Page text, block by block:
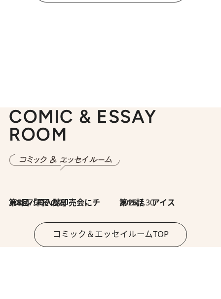
COMIC & ESSAY
ROOM
2026.7.30
第8回「同人誌即売会にチャレンジ その2」 2026.7.30
第15話 アイス
コミック＆エッセイルームTOP